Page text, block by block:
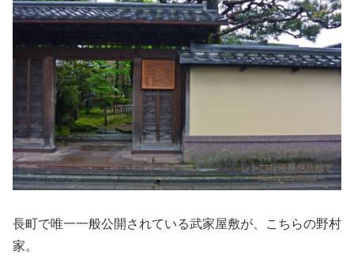
長町で唯一一般公開されている武家屋敷が、こちらの野村
家。